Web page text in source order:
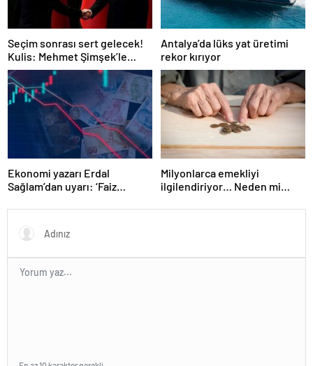
Seçim sonrası sert gelecek!
Kulis: Mehmet Şimşek’le
Erdoğan’ın ‘yoksulları
öldürdün’ tartışması
Antalya’da lüks yat üretimi
rekor kırıyor
Ekonomi yazarı Erdal
Sağlam’dan uyarı: ‘Faiz
itibaren göreceğiz’
Milyonlarca emekliyi
ilgilendiriyor… Neden mi
Uzmanlar anlattı